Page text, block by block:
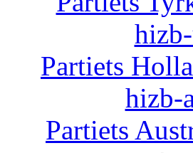
Partiets
hizb-
Partiets